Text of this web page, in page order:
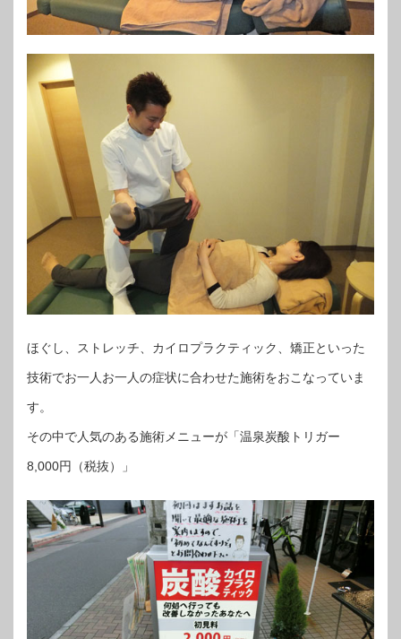
ほぐし、ストレッチ、カイロプラクティック、矯正といった
技術でお一人お一人の症状に合わせた施術をおこなっていま
す。
その中で人気のある施術メニューが「温泉炭酸トリガー
8,000円（税抜）」